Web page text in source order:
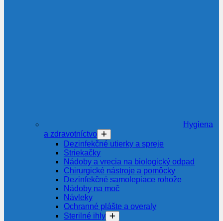
Hygiena
a zdravotníctvo
Dezinfekčné utierky a spreje
Striekačky
Nádoby a vrecia na biologický odpad
Chirurgické nástroje a pomôcky
Dezinfekčné samolepiace rohože
Nádoby na moč
Návleky
Ochranné plášte a overaly
Sterilné ihly